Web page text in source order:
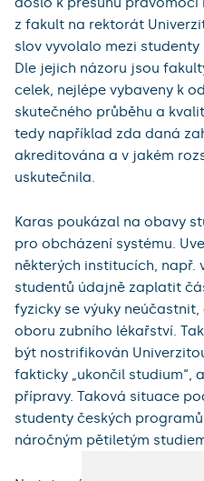
z fakult na rektorát
slov vyvolalo mezi
Dle jejich názoru jsou
celek, nejlépe vybaveny k
skutečného průběhu a
tedy například zda daná
akreditována a v jakém
uskutečnila.
Karas poukázal na obavy
pro obcházení systému.
některých institucích, např.
studentů údajně zaplatit
fyzicky se výuky
oboru zubního lékařství.
být nostrifikován
fakticky „ukončil studium“,
přípravy. Taková situace
studenty českých
náročným pětiletým